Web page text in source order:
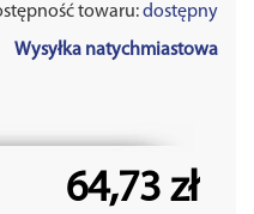
towaru:dostępny
Wysyłka natychmiastowa
64,73 zł